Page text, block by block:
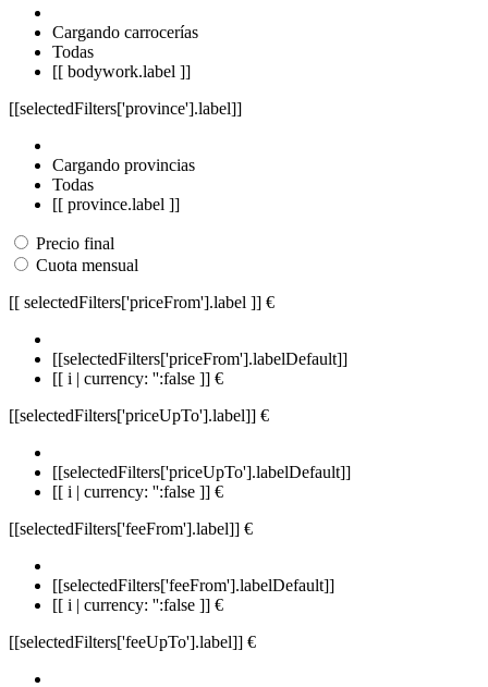
Cargando carrocerías
Todas
[[ bodywork.label ]]
[[selectedFilters['province'].label]]
Cargando provincias
Todas
[[ province.label ]]
Precio final
Cuota mensual
[[ selectedFilters['priceFrom'].label ]] €
[[selectedFilters['priceFrom'].labelDefault]]
[[ i | currency: '':false ]] €
[[selectedFilters['priceUpTo'].label]] €
[[selectedFilters['priceUpTo'].labelDefault]]
[[ i | currency: '':false ]] €
[[selectedFilters['feeFrom'].label]] €
[[selectedFilters['feeFrom'].labelDefault]]
[[ i | currency: '':false ]] €
[[selectedFilters['feeUpTo'].label]] €